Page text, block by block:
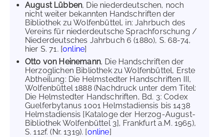
August Lübben, Die niederdeutschen, noch
nicht weiter bekannten Handschriften der
Bibliothek zu Wolfenbüttel, in: Jahrbuch des
Vereins für niederdeutsche Sprachforschung /
Niederdeutsches Jahrbuch 6 (1880), S. 68-74,
hier S. 71. [online]
Otto von Heinemann, Die Handschriften der
Herzoglichen Bibliothek zu Wolfenbüttel, Erste
Abtheilung: Die Helmstedter Handschriften III,
Wolfenbüttel 1888 (Nachdruck unter dem Titel:
Die Helmstedter Handschriften, Bd. 3: Codex
Guelferbytanus 1001 Helmstadiensis bis 1438
Helmstadiensis [Kataloge der Herzog-August-
Bibliothek Wolfenbüttel 3], Frankfurt a.M. 1965),
S. 112f. (Nr. 1319). [online]